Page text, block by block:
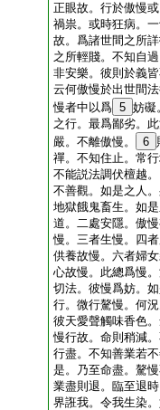
正眼故。行於傲慢
禍祟。或時狂病。
故。爲諸世間之所
之所輕賤。不知自
非安樂。彼則於義
云何傲慢於出世間
慢者中以爲 5 妨礙
之行。最爲鄙劣。
嚴。不離傲慢。
6
禪。不知住止。常
不能説法調伏檀越
不善觀。如是之人
地獄餓鬼畜生。如
道。二處安隱。傲
慢。三者生慢。四
供養故慢。六者婦
心故慢。此總爲慢
切法。彼慢爲妨。
行。微行驁慢。何
彼天愛聲觸味香色
慢行故。命則稍減
行盡。不知善業若
是。乃至命盡。驁
業盡則退。臨至退
界誑我。令我生染